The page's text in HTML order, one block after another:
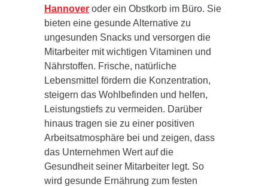
Hannover oder ein Obstkorb im Büro. Sie
bieten eine gesunde Alternative zu
ungesunden Snacks und versorgen die
Mitarbeiter mit wichtigen Vitaminen und
Nährstoffen. Frische, natürliche
Lebensmittel fördern die Konzentration,
steigern das Wohlbefinden und helfen,
Leistungstiefs zu vermeiden. Darüber
hinaus tragen sie zu einer positiven
Arbeitsatmosphäre bei und zeigen, dass
das Unternehmen Wert auf die
Gesundheit seiner Mitarbeiter legt. So
wird gesunde Ernährung zum festen